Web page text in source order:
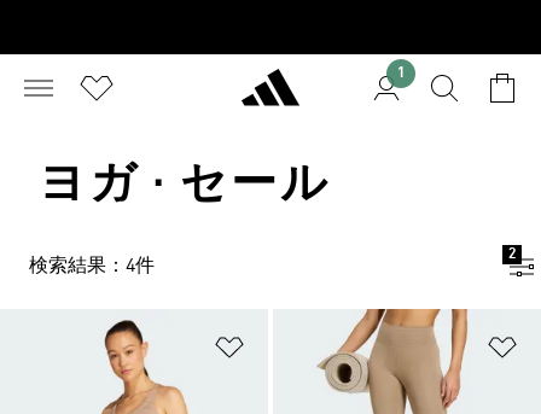
1
ヨガ · セール
検索結果：4件
2
ほしいものリストに追加